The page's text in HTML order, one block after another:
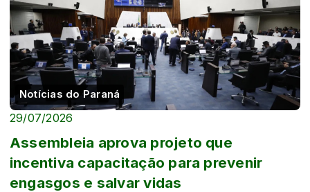
Notícias do Paraná
29/07/2026
Assembleia aprova projeto que
incentiva capacitação para prevenir
engasgos e salvar vidas